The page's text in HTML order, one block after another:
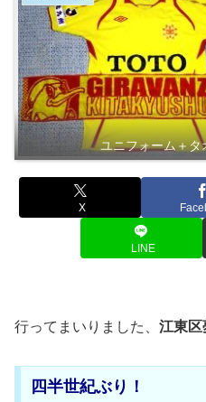
ユニフォーム＋タ
X
LINE
行ってまいりました、 江東区
四半世紀ぶり！